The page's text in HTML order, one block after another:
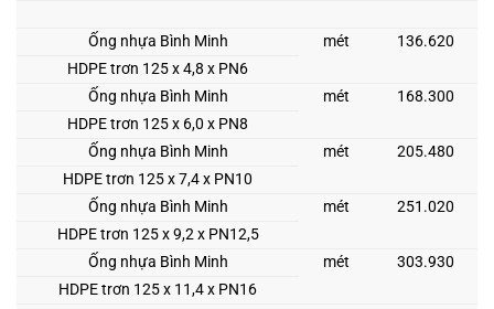
Ống nhựa Bình Minh mét
136.620
HDPE trơn 125 x 4,8 x PN6
Ống nhựa Bình Minh
mét
168.300
HDPE trơn 125 x 6,0 x PN8
Ống nhựa Bình Minh
mét
205.480
HDPE trơn 125 x 7,4 x PN10
Ống nhựa Bình Minh
mét
251.020
HDPE trơn 125 x 9,2 x PN12,5
Ống nhựa Bình Minh
mét
303.930
HDPE trơn 125 x 11,4 x PN16